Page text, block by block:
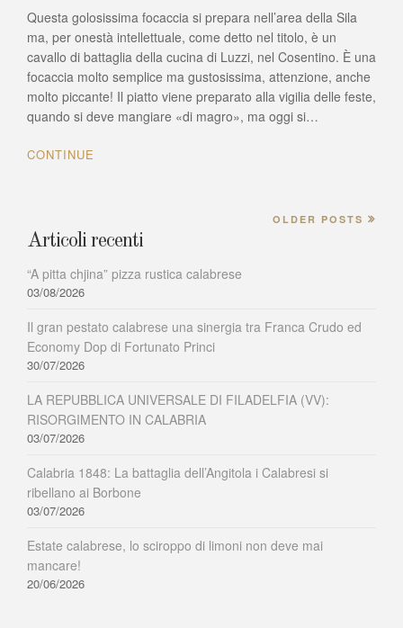
una
focaccia
piccante
e
saporita
della
tradizione
Questa golosissima focaccia si prepara nell’area della Sila
ma, per onestà intellettuale, come detto nel titolo, è un
cavallo di battaglia della cucina di Luzzi, nel Cosentino. È una
focaccia molto semplice ma gustosissima, attenzione, anche
molto piccante! Il piatto viene preparato alla vigilia delle feste,
quando si deve mangiare «di magro», ma oggi si…
CONTINUE
OLDER POSTS
Articoli recenti
“A pitta chjina” pizza rustica calabrese
03/08/2026
Il gran pestato calabrese una sinergia tra Franca Crudo ed
Economy Dop di Fortunato Princi
30/07/2026
LA REPUBBLICA UNIVERSALE DI FILADELFIA (VV):
RISORGIMENTO IN CALABRIA
03/07/2026
Calabria 1848: La battaglia dell’Angitola i Calabresi si
ribellano ai Borbone
03/07/2026
Estate calabrese, lo sciroppo di limoni non deve mai
mancare!
20/06/2026